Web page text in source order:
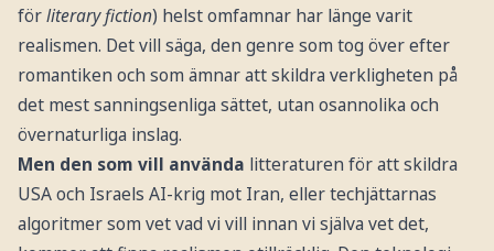
förliterary fiction) helst omfamnar har länge varit
realismen. Det vill säga, den genre som tog över efter
romantiken och som ämnar att skildra verkligheten på
det mest sanningsenliga sättet, utan osannolika och
övernaturliga inslag.
Men den som vill använda litteraturen för att skildra
USA och Israels AI-krig mot Iran, eller techjättarnas
algoritmer som vet vad vi vill innan vi själva vet det,